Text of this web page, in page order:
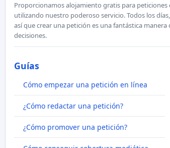
Proporcionamos alojamiento gratis para
utilizando nuestro poderoso servicio. Todos los
así que crear una petición es una fantástica
decisiones.
Guías
Cómo empezar una petición en línea
¿Cómo redactar una petición?
¿Cómo promover una petición?